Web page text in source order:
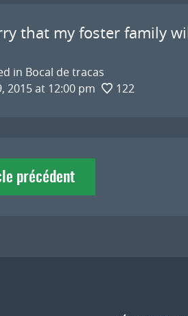
that my foster family
in Bocal de tracas
2015 at 12:00 pm
122
précédent